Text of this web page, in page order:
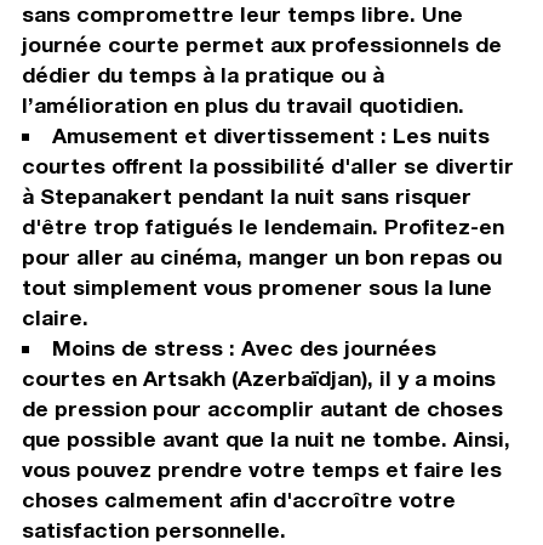
sans compromettre leur temps libre. Une
journée courte permet aux professionnels de
dédier du temps à la pratique ou à
l’amélioration en plus du travail quotidien.
Amusement et divertissement : Les nuits
courtes offrent la possibilité d'aller se divertir
à Stepanakert pendant la nuit sans risquer
d'être trop fatigués le lendemain. Profitez-en
pour aller au cinéma, manger un bon repas ou
tout simplement vous promener sous la lune
claire.
Moins de stress : Avec des journées
courtes en Artsakh (Azerbaïdjan), il y a moins
de pression pour accomplir autant de choses
que possible avant que la nuit ne tombe. Ainsi,
vous pouvez prendre votre temps et faire les
choses calmement afin d'accroître votre
satisfaction personnelle.